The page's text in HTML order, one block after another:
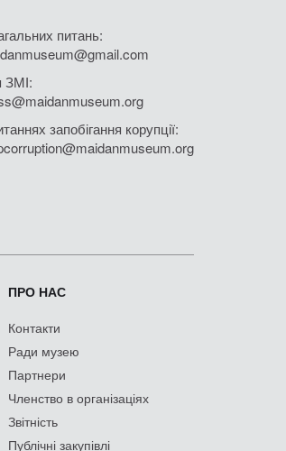
питань:
ЗМІ:
запобігання корупції:
ПРО НАС
Контакти
Ради музею
Партнери
Членство в організаціях
Звітність
Публічні закупівлі